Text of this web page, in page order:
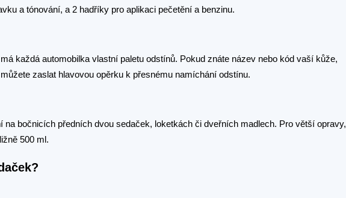
a tónování, a 2 hadříky pro aplikaci pečetění a benzinu.
každá automobilka vlastní paletu odstínů. Pokud znáte název nebo kód vaší kůže,
zaslat hlavovou opěrku k přesnému namíchání odstínu.
bočnicích předních dvou sedaček, loketkách či dveřních madlech. Pro větší opravy,
500 ml.